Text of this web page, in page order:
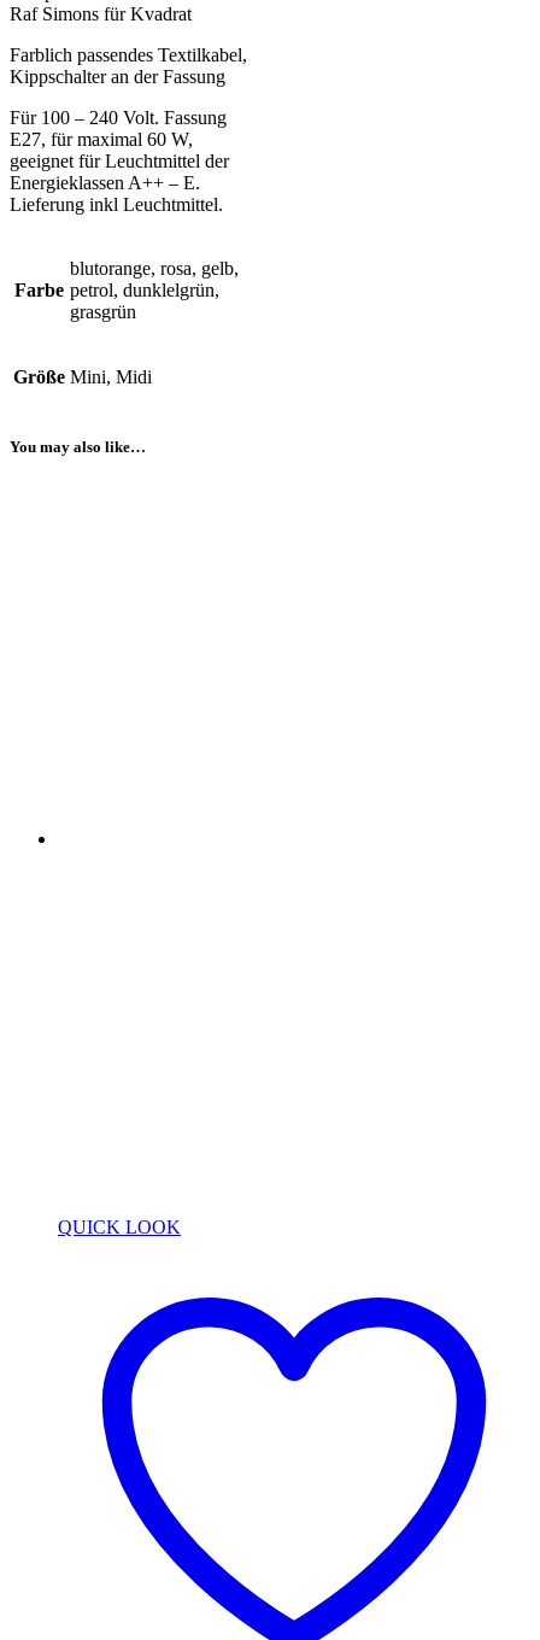
Raf Simons für Kvadrat
Farblich passendes Textilkabel,
Kippschalter an der Fassung
Für 100 – 240 Volt. Fassung
E27, für maximal 60 W,
geeignet für Leuchtmittel der
Energieklassen A++ – E.
Lieferung inkl Leuchtmittel.
Farbe
blutorange, rosa, gelb,
petrol, dunklelgrün,
grasgrün
Größe Mini, Midi
You may also like…
QUICK LOOK